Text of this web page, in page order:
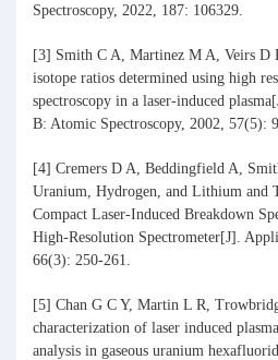
Spectroscopy, 2022, 187: 106329.
[3] Smith C A, Martinez M A, Veirs D
isotope ratios determined using high
spectroscopy in a laser-induced
B: Atomic Spectroscopy, 2002, 57(5):
[4] Cremers D A, Beddingfield A,
Uranium, Hydrogen, and Lithium and
Compact Laser-Induced Breakdown
High-Resolution Spectrometer[J].
66(3): 250-261.
[5] Chan G C Y, Martin L R,
characterization of laser induced
analysis in gaseous uranium